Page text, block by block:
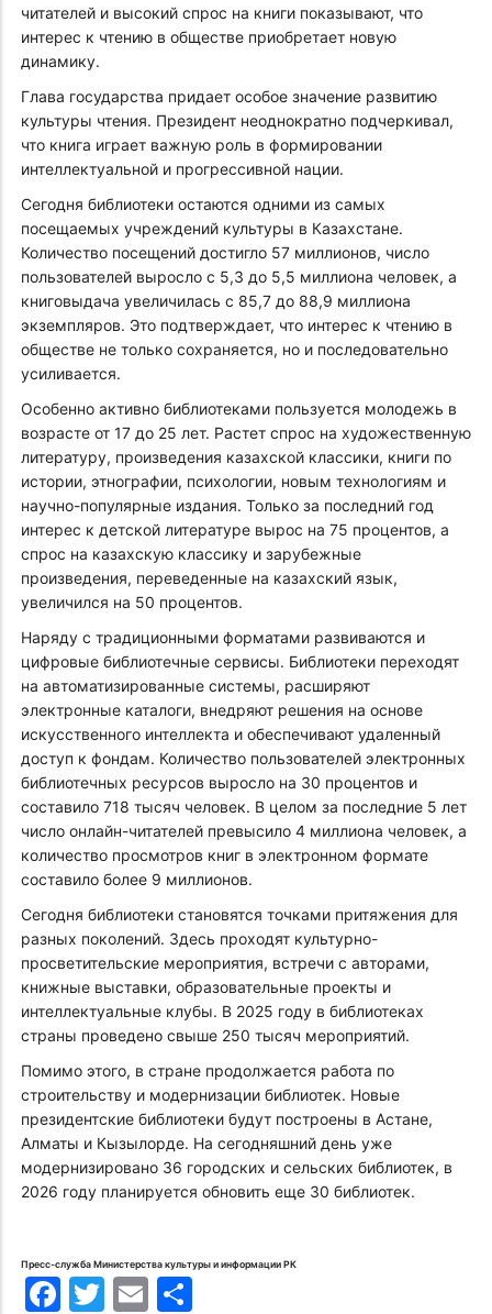
читателей и высокий спрос на книги показывают, что
интерес к чтению в обществе приобретает новую
динамику.
Глава государства придает особое значение развитию
культуры чтения. Президент неоднократно подчеркивал,
что книга играет важную роль в формировании
интеллектуальной и прогрессивной нации.
Сегодня библиотеки остаются одними из самых
посещаемых учреждений культуры в Казахстане.
Количество посещений достигло 57 миллионов, число
пользователей выросло с 5,3 до 5,5 миллиона человек, а
книговыдача увеличилась с 85,7 до 88,9 миллиона
экземпляров. Это подтверждает, что интерес к чтению в
обществе не только сохраняется, но и последовательно
усиливается.
Особенно активно библиотеками пользуется молодежь в
возрасте от 17 до 25 лет. Растет спрос на художественную
литературу, произведения казахской классики, книги по
истории, этнографии, психологии, новым технологиям и
научно-популярные издания. Только за последний год
интерес к детской литературе вырос на 75 процентов, а
спрос на казахскую классику и зарубежные
произведения, переведенные на казахский язык,
увеличился на 50 процентов.
Наряду с традиционными форматами развиваются и
цифровые библиотечные сервисы. Библиотеки переходят
на автоматизированные системы, расширяют
электронные каталоги, внедряют решения на основе
искусственного интеллекта и обеспечивают удаленный
доступ к фондам. Количество пользователей электронных
библиотечных ресурсов выросло на 30 процентов и
составило 718 тысяч человек. В целом за последние 5 лет
число онлайн-читателей превысило 4 миллиона человек, а
количество просмотров книг в электронном формате
составило более 9 миллионов.
Сегодня библиотеки становятся точками притяжения для
разных поколений. Здесь проходят культурно-
просветительские мероприятия, встречи с авторами,
книжные выставки, образовательные проекты и
интеллектуальные клубы. В 2025 году в библиотеках
страны проведено свыше 250 тысяч мероприятий.
Помимо этого, в стране продолжается работа по
строительству и модернизации библиотек. Новые
президентские библиотеки будут построены в Астане,
Алматы и Кызылорде. На сегодняшний день уже
модернизировано 36 городских и сельских библиотек, в
2026 году планируется обновить еще 30 библиотек.
Пресс-служба Министерства культуры и информации РК
Facebook
Twitter
Email